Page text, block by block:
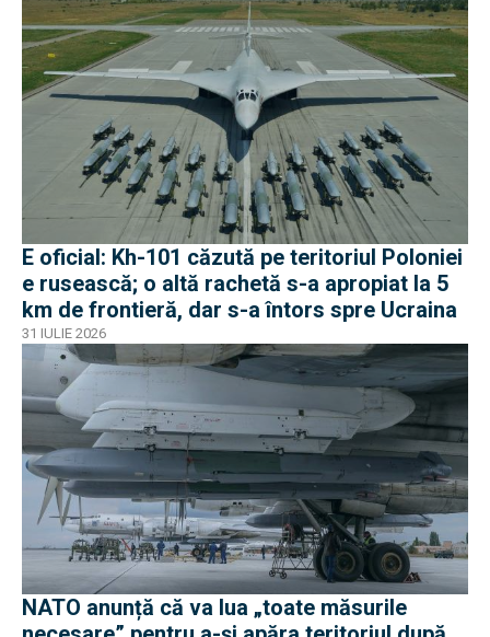
E oficial: Kh-101 căzută pe teritoriul Poloniei
e rusească; o altă rachetă s-a apropiat la 5
km de frontieră, dar s-a întors spre Ucraina
31 IULIE 2026
NATO anunță că va lua „toate măsurile